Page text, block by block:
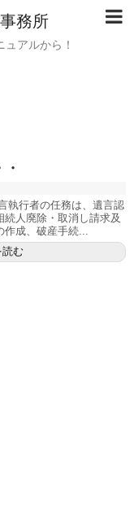
務所
アルから！
執行者の任務は、遺言認
人廃除・取消し請求及
成、破産手続...
む